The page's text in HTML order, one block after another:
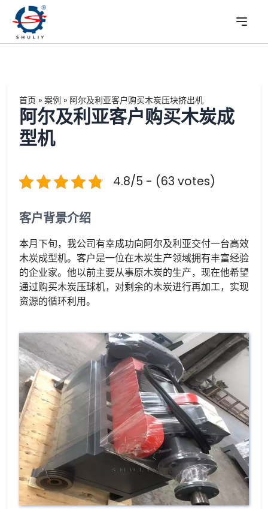
首页 » 案例 » 阿尔及利亚客户购买木炭压块挤出机
阿尔及利亚客户购买木炭成
型机
4.8/5 - (63 votes)
客户背景介绍
本月下旬，我公司有幸成功向阿尔及利亚交付一台高效
木炭成型机。客户是一位在木炭生产领域拥有丰富经验
的企业家。他以前主要从事原木炭的生产，现在他希望
通过购买木炭压球机，对剩余的木炭进行再加工，实现
资源的循环利用。